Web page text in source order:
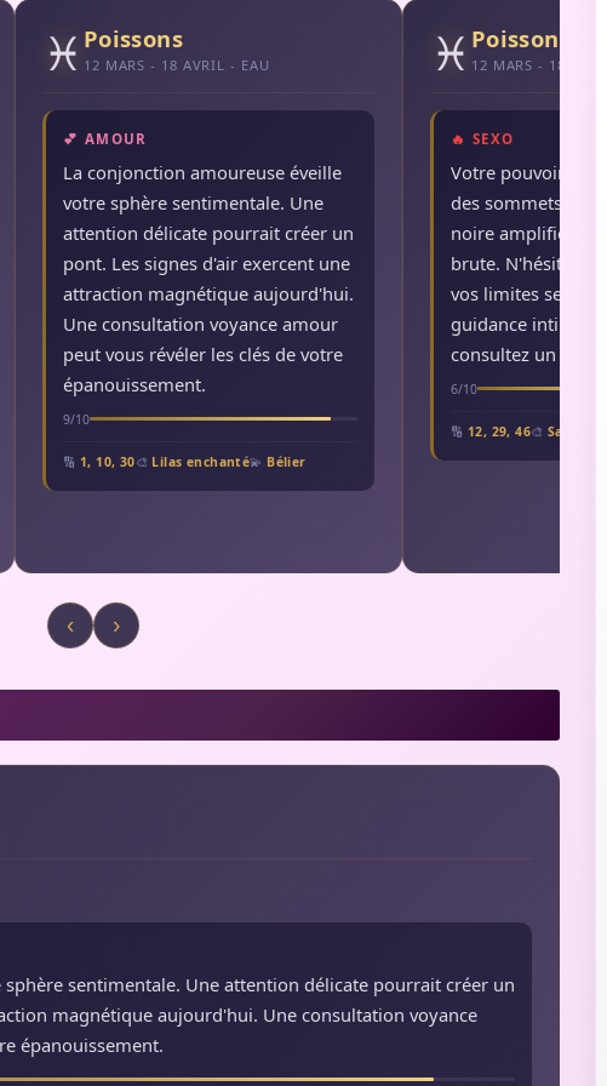
♓ Poissons
12 MARS - 18 AVRIL - EAU
💕 AMOUR
La conjonction amoureuse éveille
votre sphère sentimentale. Une
attention délicate pourrait créer un
pont. Les signes d'air exercent une
attraction magnétique aujourd'hui.
Une consultation voyance amour
peut vous révéler les clés de votre
épanouissement.
9/10
🔢 1, 10, 30🎨 Lilas enchanté💫 Bélier
♓ Poissons
12 MARS - 18
🔥 SEXO
Votre pouvoir de
des sommets
noire amplifie
brute. N'hésitez
vos limites
guidance intime
consultez un
6/10
🔢 12, 29, 46🎨 Saphir
‹ ›
sentimentale. Une attention délicate pourrait créer un
magnétique aujourd'hui. Une consultation voyance
épanouissement.